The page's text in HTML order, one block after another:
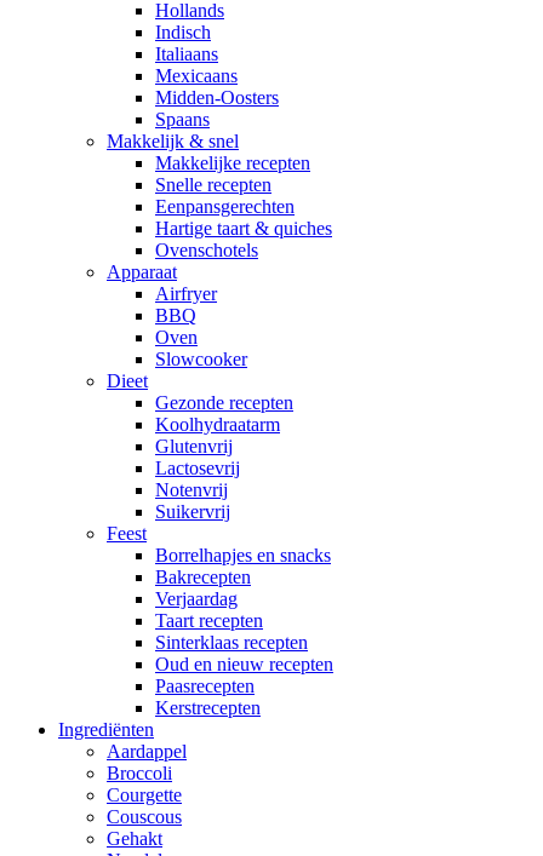
Hollands
Indisch
Italiaans
Mexicaans
Midden-Oosters
Spaans
Makkelijk & snel
Makkelijke recepten
Snelle recepten
Eenpansgerechten
Hartige taart & quiches
Ovenschotels
Apparaat
Airfryer
BBQ
Oven
Slowcooker
Dieet
Gezonde recepten
Koolhydraatarm
Glutenvrij
Lactosevrij
Notenvrij
Suikervrij
Feest
Borrelhapjes en snacks
Bakrecepten
Verjaardag
Taart recepten
Sinterklaas recepten
Oud en nieuw recepten
Paasrecepten
Kerstrecepten
Ingrediënten
Aardappel
Broccoli
Courgette
Couscous
Gehakt